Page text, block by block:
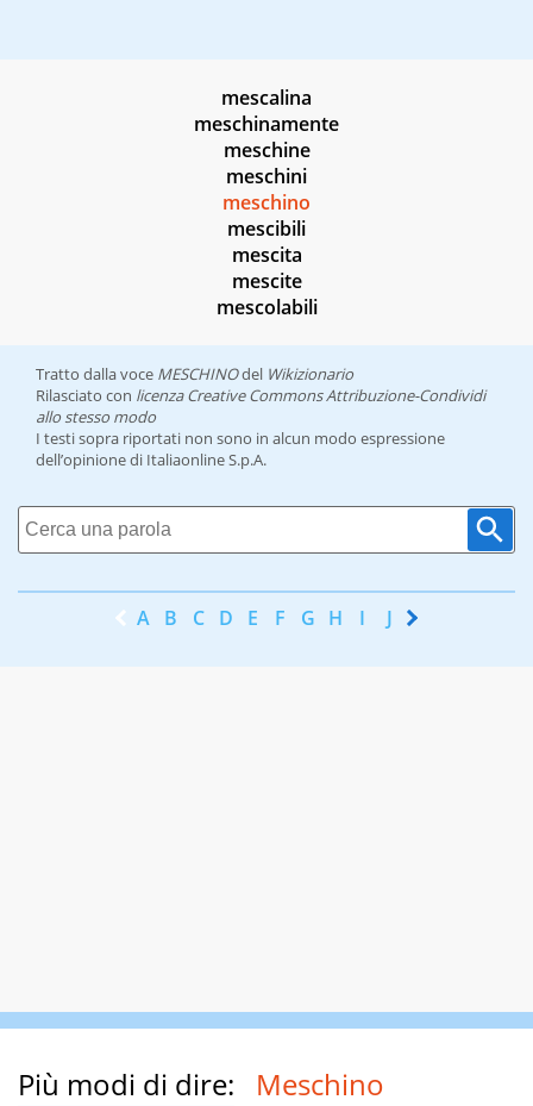
mescalina
meschinamente
meschine
meschini
meschino
mescibili
mescita
mescite
mescolabili
Tratto dalla voce MESCHINOdel Wikizionario
Rilasciato con licenza Creative Commons Attribuzione-Condividi
allo stesso modo
I testi sopra riportati non sono in alcun modo espressione
dell’opinione di Italiaonline S.p.A.
A B C D E F G H I J K
Più modi di dire: Meschino